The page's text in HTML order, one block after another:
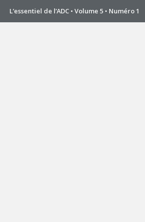
L’essentiel de l’ADC • Volume 5 • Numéro 1